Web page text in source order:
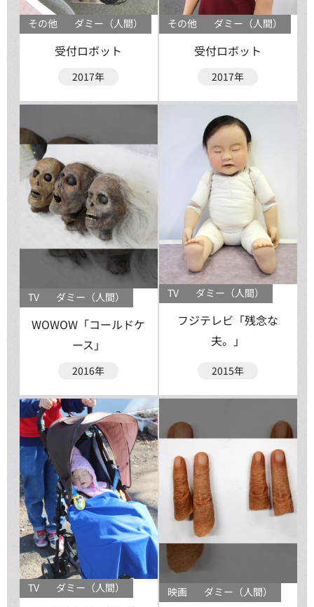
その他 ダミー（人間）
受付ロボット
2017年
その他 ダミー（人間）
受付ロボット
2017年
TV ダミー（人間）
WOWOW「コールドケ
ース」
2016年
TV ダミー（人間）
フジテレビ「残念な
夫。」
2015年
TV ダミー（人間） 映画 ダミー（人間）